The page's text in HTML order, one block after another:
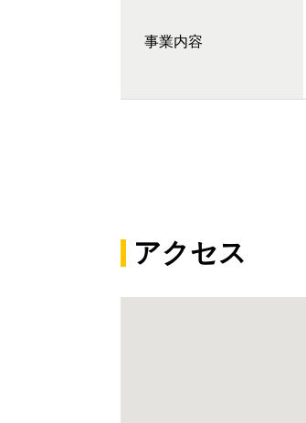
事業内容
アクセス